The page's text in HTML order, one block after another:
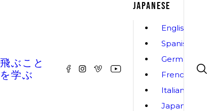
飛ぶこと
を学ぶ
JAPANESE
English
Spanish
German
French
Italian
Japanese